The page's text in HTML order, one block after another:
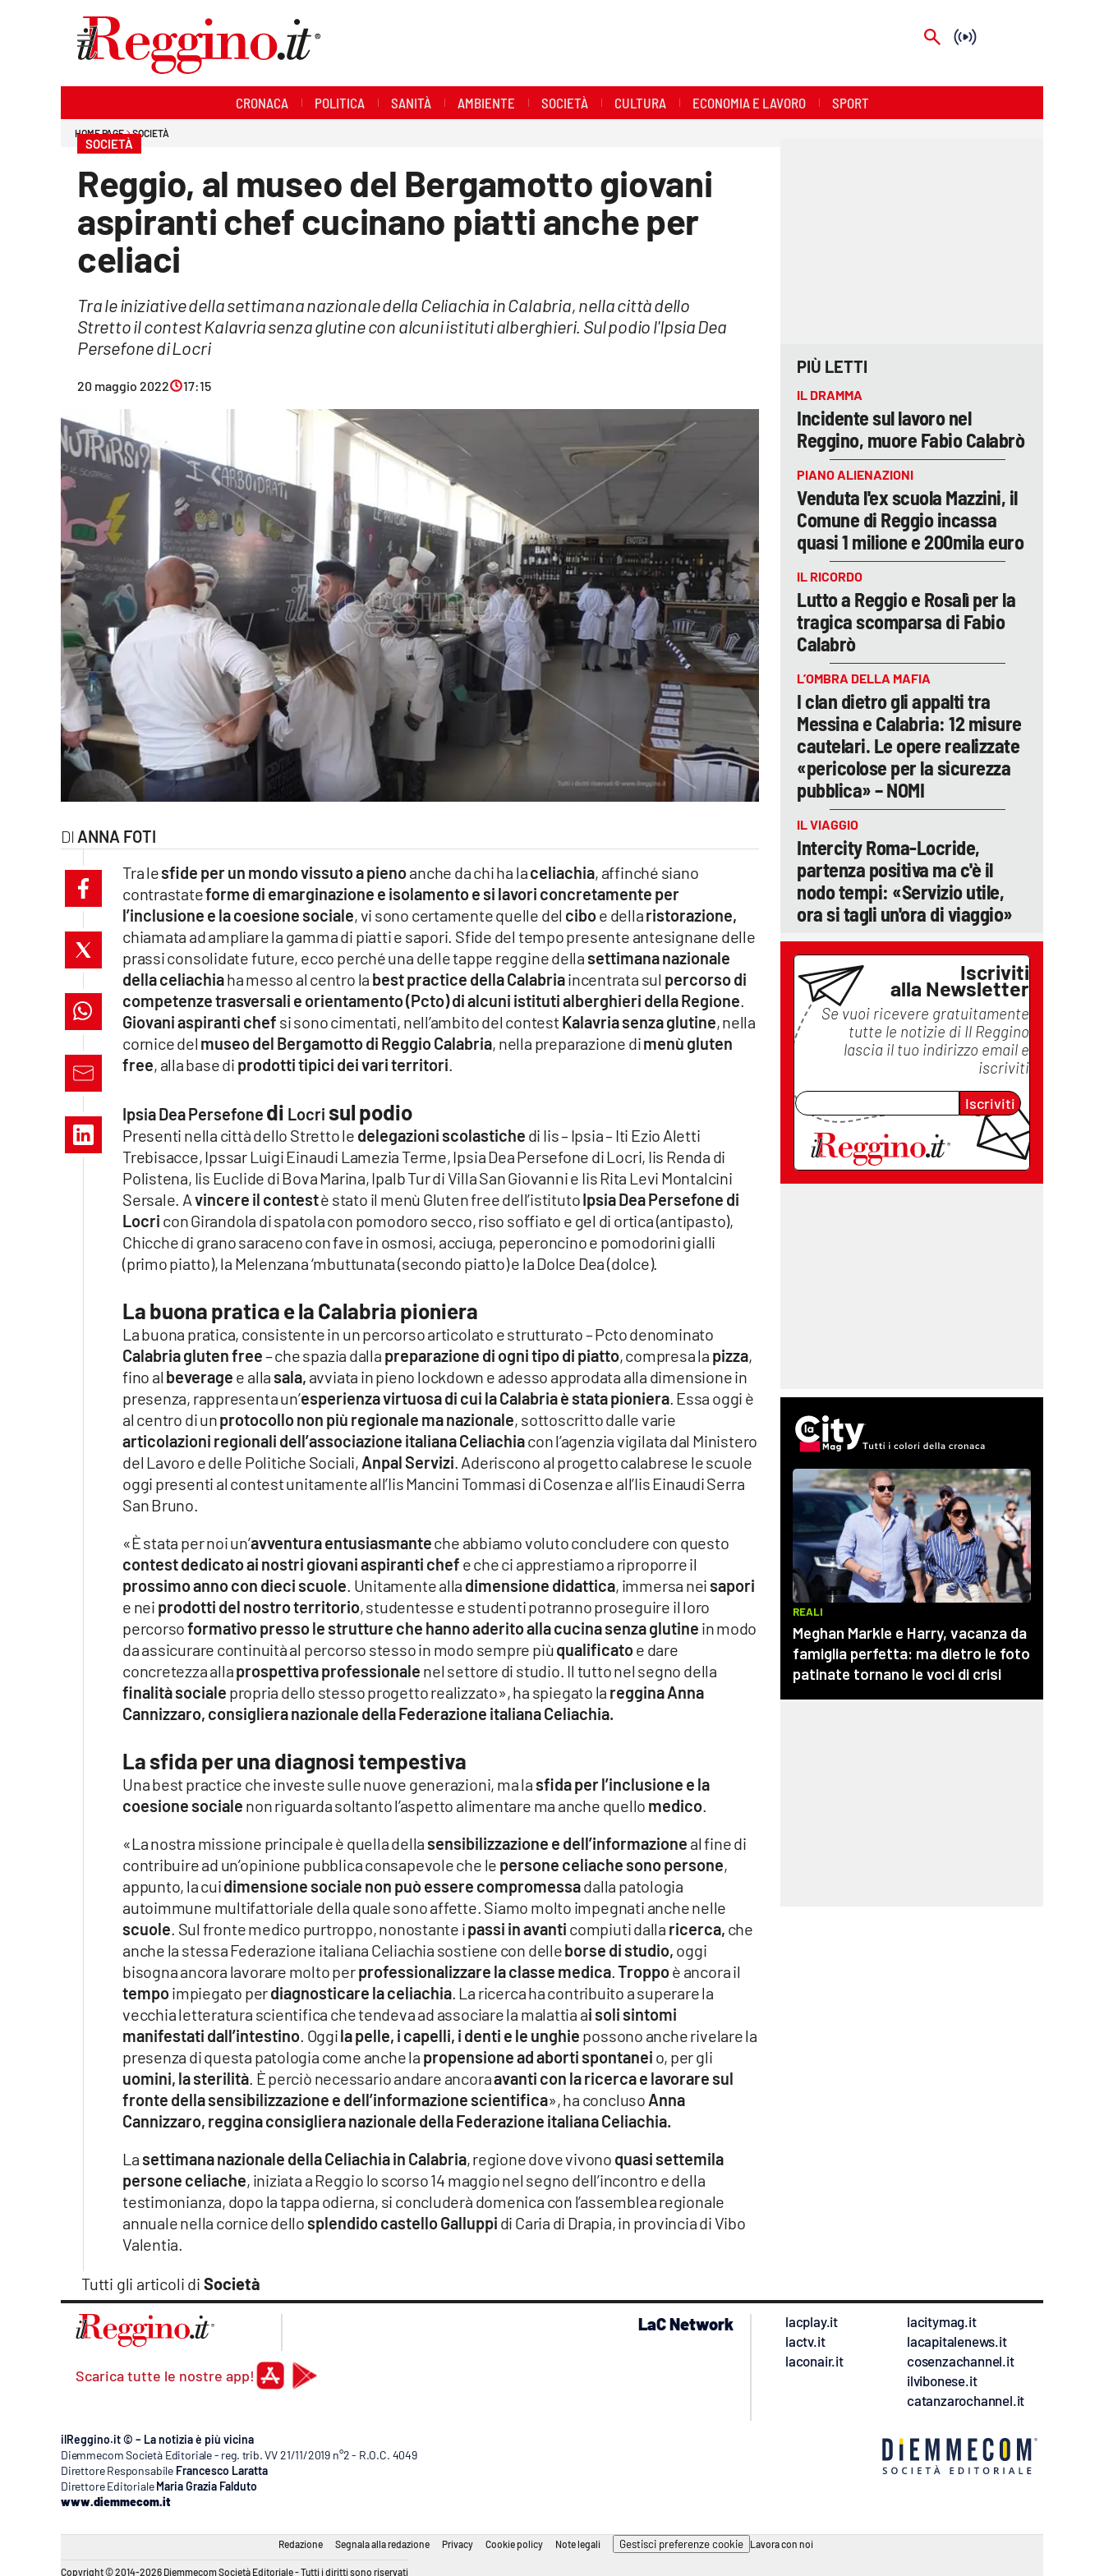
Economia e lavoro
Streaming
Lac Network
cosenzachannel.it
catanzarochannel.it
lacapitalenews.it
Vai
CRONACA POLITICA SANITÀ AMBIENTE SOCIETÀ CULTURA ECONOMIA E LAVORO SPORT
HOME PAGE SOCIETÀ
SOCIETÀ
Reggio, al museo del Bergamotto giovani
aspiranti chef cucinano piatti anche per
celiaci
Tra le iniziative della settimana nazionale della Celiachia in Calabria, nella città dello
Stretto il contest Kalavria senza glutine con alcuni istituti alberghieri. Sul podio l'Ipsia Dea
Persefone di Locri
20 maggio 2022 17:15
ANNA FOTI
Tutti gli articoli di Società
Tra lesfide per un mondo vissuto a pienoanche da chi ha laceliachia, affinché siano
contrastateforme di emarginazione e isolamento e si lavori concretamente per
l’inclusione e la coesione sociale, vi sono certamente quelle del ciboe dellaristorazione,
chiamata ad ampliare la gamma di piatti e sapori. Sfide del tempo presente antesignane delle
prassi consolidate future, ecco perché una delle tappe reggine della settimana nazionale
della celiachiaha messo al centro la best practice della Calabriaincentrata sul percorso di
competenze trasversali e orientamento (Pcto) di alcuni istituti alberghieri della Regione.
Giovani aspiranti chef si sono cimentati, nell’ambito del contestKalavria senza glutine, nella
cornice del museo del Bergamotto di Reggio Calabria, nella preparazione dimenù gluten
free, alla base di prodotti tipici dei vari territori.
Ipsia Dea Persefone di Locri sul podio
Presenti nella città dello Stretto le delegazioni scolastiche di Iis – Ipsia – Iti Ezio Aletti
Trebisacce, Ipssar Luigi Einaudi Lamezia Terme, Ipsia Dea Persefone di Locri, Iis Renda di
Polistena, Iis Euclide di Bova Marina, Ipalb Tur di Villa San Giovanni e Iis Rita Levi Montalcini
Sersale. Avincere il contestè stato il menù Gluten free dell’istitutoIpsia Dea Persefone di
Locri con Girandola di spatola con pomodoro secco, riso soffiato e gel di ortica (antipasto),
Chicche di grano saraceno con fave in osmosi, acciuga, peperoncino e pomodorini gialli
(primo piatto), la Melenzana ‘mbuttunata (secondo piatto) e la Dolce Dea (dolce).
La buona pratica e la Calabria pioniera
La buona pratica, consistente in un percorso articolato e strutturato – Pcto denominato
Calabria gluten free– che spazia dalla preparazione di ogni tipo di piatto, compresa la pizza,
fino al beverage e alla sala, avviata in pieno lockdown e adesso approdata alla dimensione in
presenza, rappresenta un’esperienza virtuosa di cui la Calabria è stata pioniera. Essa oggi è
al centro di unprotocollo non più regionale ma nazionale, sottoscritto dalle varie
articolazioni regionali dell’associazione italiana Celiachiacon l’agenzia vigilata dal Ministero
del Lavoro e delle Politiche Sociali, Anpal Servizi. Aderiscono al progetto calabrese le scuole
oggi presenti al contest unitamente all’Iis Mancini Tommasi di Cosenza e all’Iis Einaudi Serra
San Bruno.
«È stata per noi un’avventura entusiasmanteche abbiamo voluto concludere con questo
contest dedicato ai nostri giovani aspiranti chef e che ci apprestiamo a riproporre il
prossimo anno con dieci scuole. Unitamente alla dimensione didattica, immersa nei sapori
e nei prodotti del nostro territorio, studentesse e studenti potranno proseguire il loro
percorsoformativo presso le strutture che hanno aderito alla cucina senza glutine in modo
da assicurare continuità al percorso stesso in modo sempre piùqualificatoe dare
concretezza allaprospettiva professionale nel settore di studio. Il tutto nel segno della
finalità sociale propria dello stesso progetto realizzato», ha spiegato la reggina Anna
Cannizzaro, consigliera nazionale della Federazione italiana Celiachia.
La sfida per una diagnosi tempestiva
Una best practice che investe sulle nuove generazioni, ma la sfida per l’inclusione e la
coesione sociale non riguarda soltanto l’aspetto alimentare ma anche quello medico.
«La nostra missione principale è quella della sensibilizzazione e dell’informazione al fine di
contribuire ad un’opinione pubblica consapevole che le persone celiache sono persone,
appunto, la cuidimensione sociale non può essere compromessadalla patologia
autoimmune multifattoriale della quale sono affette. Siamo molto impegnati anche nelle
scuole. Sul fronte medico purtroppo, nonostante ipassi in avanti compiuti dalla ricerca, che
anche la stessa Federazione italiana Celiachia sostiene con delleborse di studio, oggi
bisogna ancora lavorare molto perprofessionalizzare la classe medica.Troppoè ancora il
tempoimpiegato perdiagnosticare la celiachia. La ricerca ha contribuito a superare la
vecchia letteratura scientifica che tendeva ad associare la malattia ai soli sintomi
manifestati dall’intestino. Oggila pelle, i capelli, i denti e le unghie possono anche rivelare la
presenza di questa patologia come anche la propensione ad aborti spontanei o, per gli
uomini, la sterilità. È perciò necessario andare ancoraavanti con la ricerca e lavorare sul
fronte della sensibilizzazione e dell’informazione scientifica», ha concluso Anna
Cannizzaro, reggina consigliera nazionale della Federazione italiana Celiachia.
La settimana nazionale della Celiachia in Calabria, regione dove vivono quasi settemila
persone celiache, iniziata a Reggio lo scorso 14 maggio nel segno dell’incontro e della
testimonianza, dopo la tappa odierna, si concluderà domenica con l’assemblea regionale
annuale nella cornice dello splendido castello Galluppi di Caria di Drapia, in provincia di Vibo
Valentia.
PIÙ LETTI
IL DRAMMA
Incidente sul lavoro nel
Reggino, muore Fabio Calabrò
PIANO ALIENAZIONI
Venduta l'ex scuola Mazzini, il
Comune di Reggio incassa
quasi 1 milione e 200mila euro
IL RICORDO
Lutto a Reggio e Rosalì per la
tragica scomparsa di Fabio
Calabrò
L’OMBRA DELLA MAFIA
I clan dietro gli appalti tra
Messina e Calabria: 12 misure
cautelari. Le opere realizzate
«pericolose per la sicurezza
pubblica» – NOMI
IL VIAGGIO
Intercity Roma-Locride,
partenza positiva ma c'è il
nodo tempi: «Servizio utile,
ora si tagli un'ora di viaggio»
Iscriviti
alla Newsletter
Se vuoi ricevere gratuitamente
tutte le notizie di Il Reggino
lascia il tuo indirizzo email e
iscriviti
Iscriviti
Scarica tutte le nostre app!
LaC Network
lacplay.it
lactv.it
laconair.it
lacitymag.it
lacapitalenews.it
cosenzachannel.it
ilvibonese.it
catanzarochannel.it
ilReggino.it © – La notizia è più vicina
Diemmecom Società Editoriale - reg. trib. VV 21/11/2019 n°2 - R.O.C. 4049
Direttore Responsabile Francesco Laratta
Direttore Editoriale Maria Grazia Falduto
www.diemmecom.it
Redazione Segnala alla redazione Privacy Cookie policy Note legali Gestisci preferenze cookie Lavora con noi
Copyright © 2014-2026 Diemmecom Società Editoriale - Tutti i diritti sono riservati